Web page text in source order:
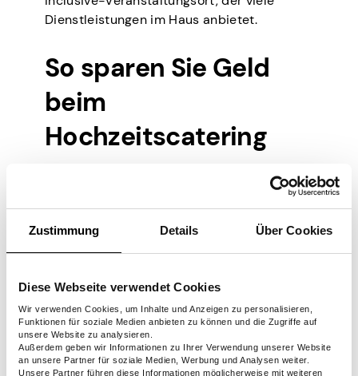
Zustimmung Details Über Cookies
Diese Webseite verwendet Cookies
Wir verwenden Cookies, um Inhalte und Anzeigen zu personalisieren,
Funktionen für soziale Medien anbieten zu können und die Zugriffe auf
unsere Website zu analysieren.
Außerdem geben wir Informationen zu Ihrer Verwendung unserer Website
an unsere Partner für soziale Medien, Werbung und Analysen weiter.
Unsere Partner führen diese Informationen möglicherweise mit weiteren
Dienstleistungen im Haus anbietet.
So sparen Sie Geld
beim
Hochzeitscatering
Untersuchungen zeigen, dass Paare in den
für Hochzeitsessen ausgeben. Diese
Statistik ist ein Indiz dafür, dass das
Kostenfaktor ist. Sie können jedoch auf
Gästen dennoch leckere und unvergessliche
Mahlzeiten servieren. So geht’s: